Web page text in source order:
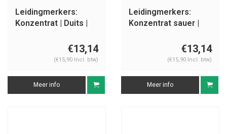
Leidingmerkers:
Konzentrat | Duits |
€13,14
(€15,90 Incl. btw)
Meer info
Leidingmerkers:
Konzentrat sauer |
€13,14
(€15,90 Incl. btw)
Meer info